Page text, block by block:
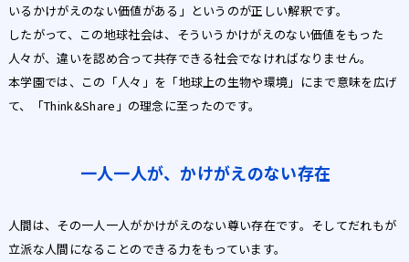
いるかけがえのない価値がある」というのが正しい解釈です。
したがって、この地球社会は、そういうかけがえのない価値をもった
人々が、違いを認め合って共存できる社会でなければなりません。
本学園では、この「人々」を「地球上の生物や環境」にまで意味を広げ
て、「Think&Share」の理念に至ったのです。
一人一人が、かけがえのない存在
人間は、その一人一人がかけがえのない尊い存在です。そしてだれもが
立派な人間になることのできる力をもっています。